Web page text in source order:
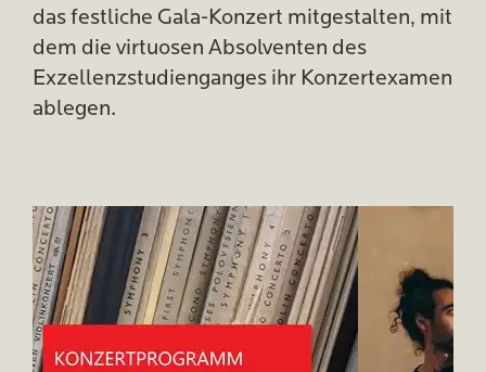
das festliche Gala-Konzert mitgestalten, mit
dem die virtuosen Absolventen des
Exzellenzstudienganges ihr Konzertexamen
ablegen.